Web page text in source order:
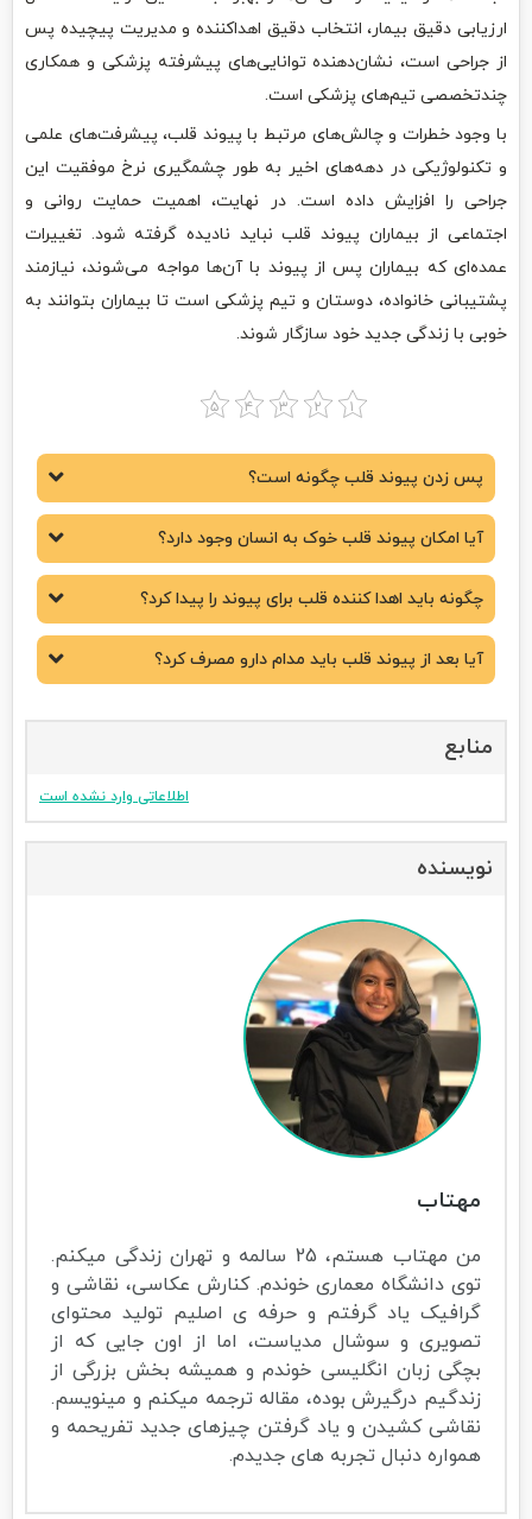
ارزیابی دقیق بیمار، انتخاب دقیق اهداکننده و مدیریت پیچیده پس
از جراحی است، نشان‌دهنده توانایی‌های پیشرفته پزشکی و همکاری
چندتخصصی تیم‌های پزشکی است.
با وجود خطرات و چالش‌های مرتبط با پیوند قلب، پیشرفت‌های علمی
و تکنولوژیکی در دهه‌های اخیر به طور چشمگیری نرخ موفقیت این
جراحی را افزایش داده است. در نهایت، اهمیت حمایت روانی و
اجتماعی از بیماران پیوند قلب نباید نادیده گرفته شود. تغییرات
عمده‌ای که بیماران پس از پیوند با آن‌ها مواجه می‌شوند، نیازمند
پشتیبانی خانواده، دوستان و تیم پزشکی است تا بیماران بتوانند به
خوبی با زندگی جدید خود سازگار شوند.
پس زدن پیوند قلب چگونه است؟
آیا امکان پیوند قلب خوک به انسان وجود دارد؟
چگونه باید اهدا کننده قلب برای پیوند را پیدا کرد؟
آیا بعد از پیوند قلب باید مدام دارو مصرف کرد؟
منابع
اطلاعاتی وارد نشده است
نویسنده
مهتاب
من مهتاب هستم، 25 سالمه و تهران زندگی میکنم.
توی دانشگاه معماری خوندم. کنارش عکاسی، نقاشی و
گرافیک یاد گرفتم و حرفه ی اصلیم تولید محتوای
تصویری و سوشال مدیاست، اما از اون جایی که از
بچگی زبان انگلیسی خوندم و همیشه بخش بزرگی از
زندگیم درگیرش بوده، مقاله ترجمه میکنم و مینویسم.
نقاشی کشیدن و یاد گرفتن چیزهای جدید تفریحمه و
همواره دنبال تجربه های جدیدم.